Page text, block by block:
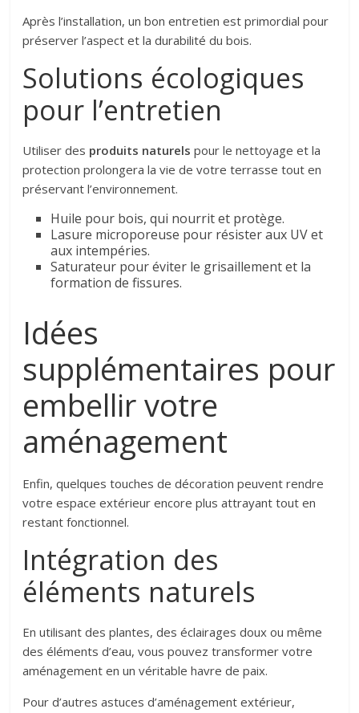
Après l’installation, un bon entretien est primordial pour
préserver l’aspect et la durabilité du bois.
Solutions écologiques
pour l’entretien
Utiliser des produits naturels pour le nettoyage et la
protection prolongera la vie de votre terrasse tout en
préservant l’environnement.
Huile pour bois, qui nourrit et protège.
Lasure microporeuse pour résister aux UV et
aux intempéries.
Saturateur pour éviter le grisaillement et la
formation de fissures.
Idées
supplémentaires pour
embellir votre
aménagement
Enfin, quelques touches de décoration peuvent rendre
votre espace extérieur encore plus attrayant tout en
restant fonctionnel.
Intégration des
éléments naturels
En utilisant des plantes, des éclairages doux ou même
des éléments d’eau, vous pouvez transformer votre
aménagement en un véritable havre de paix.
Pour d’autres astuces d’aménagement extérieur,